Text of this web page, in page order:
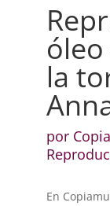
óleo
la
por
En